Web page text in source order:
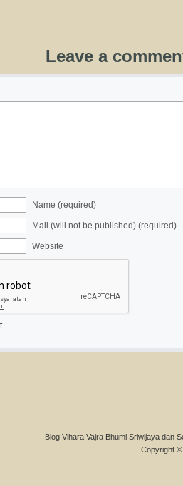
Leave a
Name (required)
Mail (will not be published) (required)
Website
Blog Vihara Vajra Bhumi Sriwijaya dan
Copyright ©